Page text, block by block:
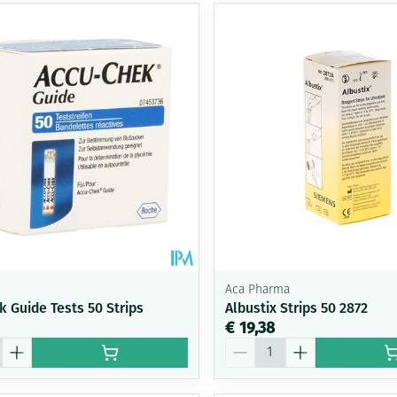
Guide Tests 50 Strips
Aca Pharma
Albustix Strips 50 2872
€ 19,38